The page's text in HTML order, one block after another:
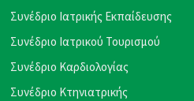
Συνέδριο Ιατρικής Εκπαίδευσης
Συνέδριο Ιατρικού Τουρισμού
Συνέδριο Καρδιολογίας
Συνέδριο Κτηνιατρικής